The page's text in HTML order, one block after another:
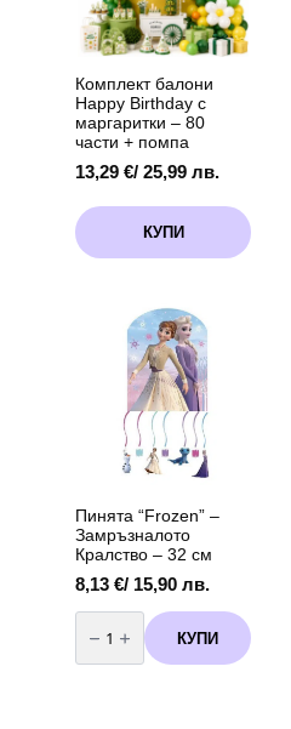
chosen
on
the
product
page
Комплект балони
Happy Birthday с
маргаритки – 80
части + помпа
13,29 €/ 25,99 лв.
КУПИ
Пинята “Frozen” –
Замръзналото
Кралство – 32 см
8,13 €/ 15,90 лв.
количество
за
Пинята
“Frozen”
КУПИ